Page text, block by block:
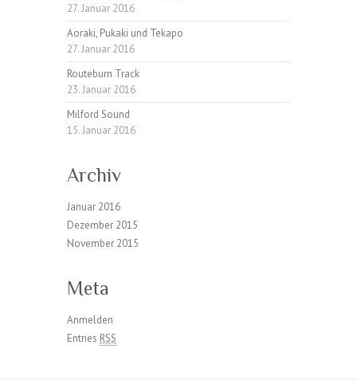
27. Januar 2016
Aoraki, Pukaki und Tekapo
27. Januar 2016
Routeburn Track
23. Januar 2016
Milford Sound
15. Januar 2016
Archiv
Januar 2016
Dezember 2015
November 2015
Meta
Anmelden
Entries RSS